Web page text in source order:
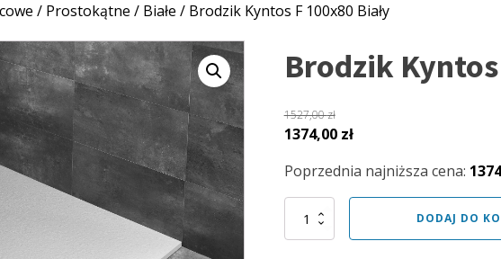
/ Prostokątne / Białe / Brodzik Kyntos F 100x80 Biały
Brodzik
1527,00zł
Pierwotna
wynosiła:
1527,00 zł.
1374,00 złAktualna
wynosi:
1374,00 zł.
Poprzednia najniższa cena:
ilość
Brodzik
DODAJ DO